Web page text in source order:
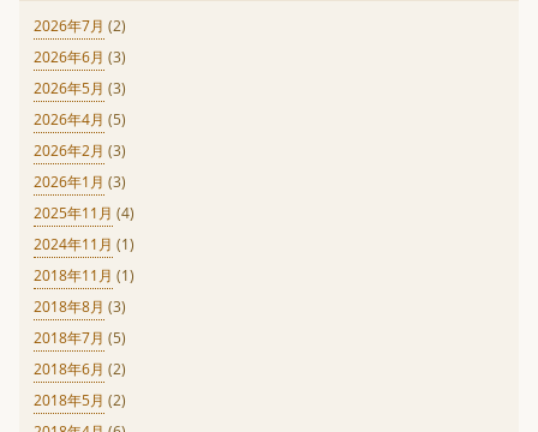
2026年7月 (2)
2026年6月 (3)
2026年5月 (3)
2026年4月 (5)
2026年2月 (3)
2026年1月 (3)
2025年11月 (4)
2024年11月 (1)
2018年11月 (1)
2018年8月 (3)
2018年7月 (5)
2018年6月 (2)
2018年5月 (2)